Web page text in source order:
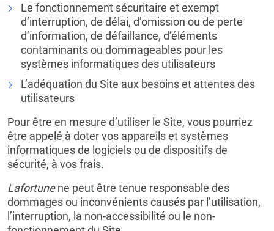
Le fonctionnement sécuritaire et exempt
d’interruption, de délai, d’omission ou de perte
d’information, de défaillance, d’éléments
contaminants ou dommageables pour les
systèmes informatiques des utilisateurs
L’adéquation du Site aux besoins et attentes des
utilisateurs
Pour être en mesure d’utiliser le Site, vous pourriez
être appelé à doter vos appareils et systèmes
informatiques de logiciels ou de dispositifs de
sécurité, à vos frais.
Lafortunene peut être tenue responsable des
dommages ou inconvénients causés par l’utilisation,
l’interruption, la non-accessibilité ou le non-